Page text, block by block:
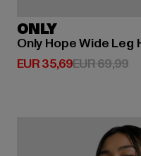
ONLY
Only Hope Wide Leg
EUR 35,69
Derzeitiger Preis: EUR
EUR 69,99